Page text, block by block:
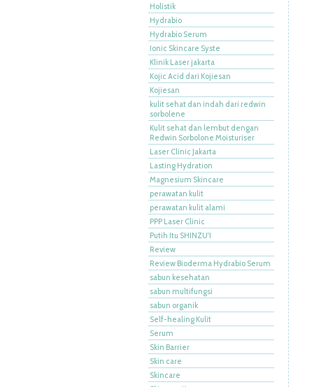
Holistik
Hydrabio
Hydrabio Serum
Ionic Skincare Syste
Klinik Laser jakarta
Kojic Acid dari Kojiesan
Kojiesan
kulit sehat dan indah dari redwin
sorbolene
Kulit sehat dan lembut dengan
Redwin Sorbolone Moisturiser
Laser Clinic Jakarta
Lasting Hydration
Magnesium Skincare
perawatan kulit
perawatan kulit alami
PPP Laser Clinic
Putih Itu SHINZU'I
Review
Review Bioderma Hydrabio Serum
sabun kesehatan
sabun multifungsi
sabun organik
Self-healing Kulit
Serum
Skin Barrier
Skin care
Skincare